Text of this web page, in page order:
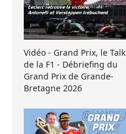
Vidéo - Grand Prix, le Talk
de la F1 - Débriefing du
Grand Prix de Grande-
Bretagne 2026